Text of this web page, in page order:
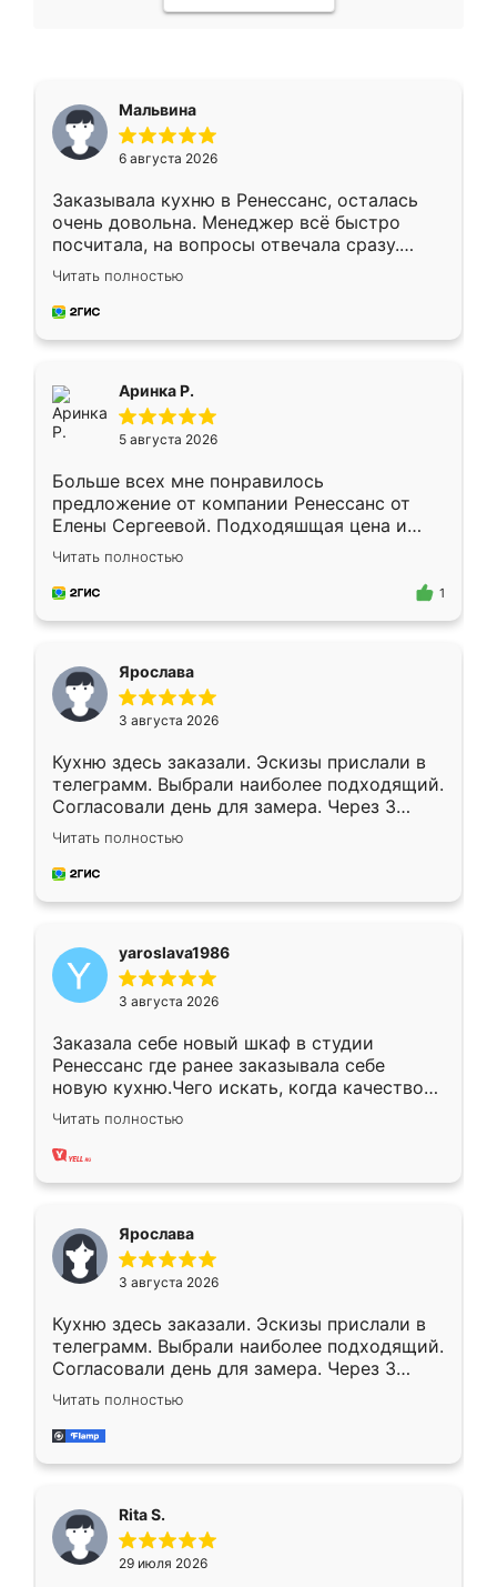
Мальвина
6 августа 2026
Заказывала кухню в Ренессанс, осталась
очень довольна. Менеджер всё быстро
посчитала, на вопросы отвечала сразу.
Замерщик приехал в субботу, подошёл к
делу со всей ответственностью. Собрали
за день, ребята работали аккуратно, даже
Читать полностью
Аринка Р.
5 августа 2026
Больше всех мне понравилось
предложение от компании Ренессанс от
Елены Сергеевой. Подходяшщая цена и
короткие сроки изготовления. Приехавший
для замера сотрудник Владислав
предложил по моему эскизу самый
Читать полностью
1
Ярослава
3 августа 2026
Кухню здесь заказали. Эскизы прислали в
телеграмм. Выбрали наиболее подходящий.
Согласовали день для замера. Через 3
недели кухня была уже готова. Остались
довольны работой. Спасибо Ренессанс
мебель за качественную работу!
Читать полностью
yaroslava1986
3 августа 2026
Заказала себе новый шкаф в студии
Ренессанс где ранее заказывала себе
новую кухню.Чего искать, когда качеством
вполне довольна. Служит кухня уже почти
два года, нареканий нет.
Читать полностью
Ярослава
3 августа 2026
Кухню здесь заказали. Эскизы прислали в
телеграмм. Выбрали наиболее подходящий.
Согласовали день для замера. Через 3
недели кухня была уже готова. Остались
довольны работой. Спасибо Ренессанс
мебель за качественную работу!
Читать полностью
Rita S.
29 июля 2026